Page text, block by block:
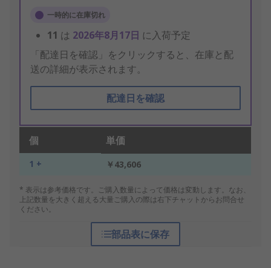
一時的に在庫切れ
11 は 2026年8月17日 に入荷予定
「配達日を確認」をクリックすると、在庫と配
送の詳細が表示されます。
配達日を確認
個 単価
1 + ￥43,606
* 表示は参考価格です。ご購入数量によって価格は変動します。なお、
上記数量を大きく超える大量ご購入の際は右下チャットからお問合せ
ください。
部品表に保存